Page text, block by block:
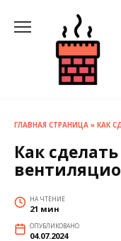
содержанию
ГЛАВНАЯ СТРАНИЦА » КАК
Как
НА ЧТЕНИЕ
21 мин
ОПУБЛИКОВАНО
04.07.2024